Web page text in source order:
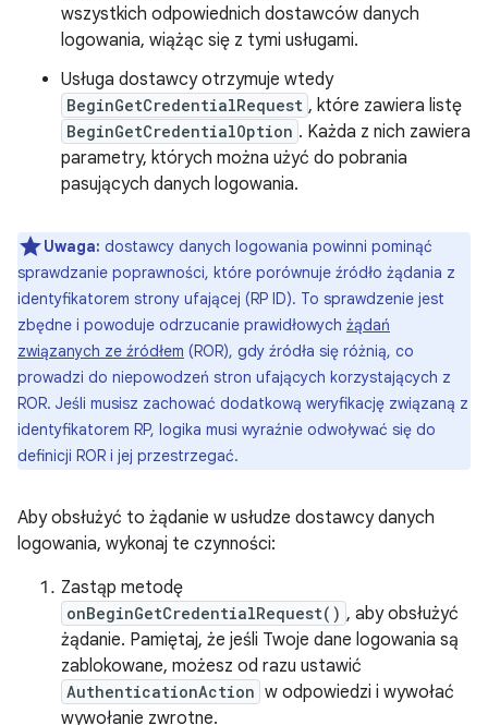
wszystkich odpowiednich dostawców danych
logowania, wiążąc się z tymi usługami.
Usługa dostawcy otrzymuje wtedy
BeginGetCredentialRequest , które zawiera listę
BeginGetCredentialOption . Każda z nich zawiera
parametry, których można użyć do pobrania
pasujących danych logowania.
Uwaga: dostawcy danych logowania powinni pominąć
sprawdzanie poprawności, które porównuje źródło żądania z
identyfikatorem strony ufającej (RP ID). To sprawdzenie jest
zbędne i powoduje odrzucanie prawidłowych żądań
związanych ze źródłem (ROR), gdy źródła się różnią, co
prowadzi do niepowodzeń stron ufających korzystających z
ROR. Jeśli musisz zachować dodatkową weryfikację związaną z
identyfikatorem RP, logika musi wyraźnie odwoływać się do
definicji ROR i jej przestrzegać.
Aby obsłużyć to żądanie w usłudze dostawcy danych
logowania, wykonaj te czynności:
Zastąp metodę
onBeginGetCredentialRequest() , aby obsłużyć
żądanie. Pamiętaj, że jeśli Twoje dane logowania są
zablokowane, możesz od razu ustawić
AuthenticationAction w odpowiedzi i wywołać
wywołanie zwrotne.